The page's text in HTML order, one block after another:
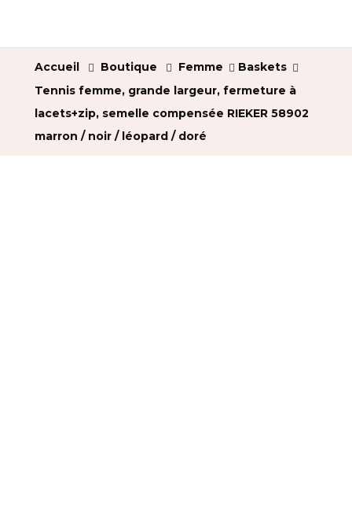
Accueil Boutique Femme
Baskets
Tennis femme, grande largeur, fermeture à
lacets+zip, semelle compensée RIEKER 58902
marron / noir / léopard / doré